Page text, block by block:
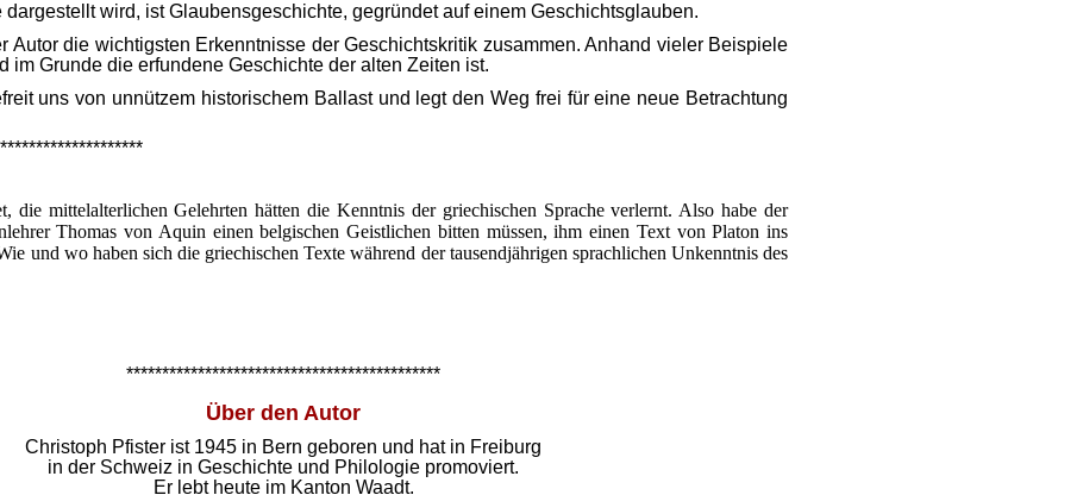
wird, ist Glaubensgeschichte, gegründet auf einem Geschichtsglauben.
Autor die wichtigsten Erkenntnisse der Geschichtskritik zusammen. Anhand vieler Beispiele
im Grunde die erfundene Geschichte der alten Zeiten ist.
uns von unnützem historischem Ballast und legt den Weg frei für eine neue Betrachtung
die mittelalterlichen Gelehrten hätten die Kenntnis der griechischen Sprache verlernt. Also habe der
Thomas von Aquin einen belgischen Geistlichen bitten müssen, ihm einen Text von Platon ins
und wo haben sich die griechischen Texte während der tausendjährigen sprachlichen Unkenntnis des
********************************************
Über den Autor
Christoph Pfister ist 1945 in Bern geboren und hat in Freiburg
in der Schweiz in Geschichte und Philologie promoviert.
Er lebt heute im Kanton Waadt.